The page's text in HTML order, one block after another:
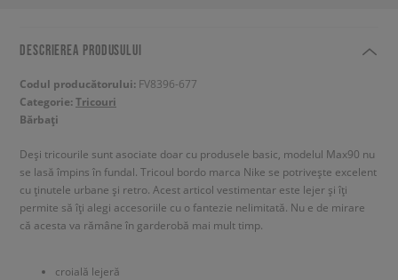
DESCRIEREA PRODUSULUI
Codul producătorului: FV8396-677
Categorie:Tricouri
Bărbați
Deși tricourile sunt asociate doar cu produsele basic, modelul Max90 nu
se lasă împins în fundal. Tricoul bordo marca Nike se potrivește excelent
cu ținutele urbane și retro. Acest articol vestimentar este lejer și îți
permite să îți alegi accesoriile cu o fantezie nelimitată. Nu e de mirare
că acesta va rămâne în garderobă mai mult timp.
croială lejeră